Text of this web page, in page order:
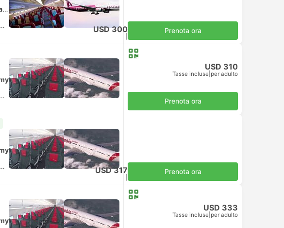
CMB Bandaranaike Aeroporto, Colombo Aeroporto
USD 300 Prenota ora
CMB Bandaranaike Aeroporto, Colombo Aeroporto
USD 310
Tasse incluse per adulto
Prenota ora
CMB Bandaranaike Aeroporto, Colombo Aeroporto
USD 317 Prenota ora
USD 333
Tasse incluse per adulto